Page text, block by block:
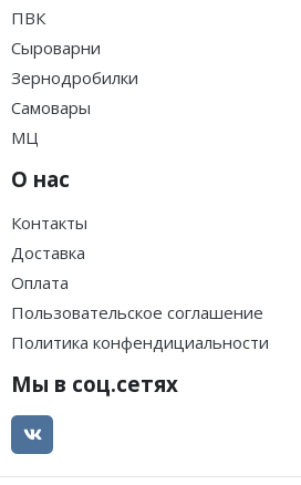
ПВК
Сыроварни
Зернодробилки
Самовары
МЦ
О нас
Контакты
Доставка
Оплата
Пользовательское соглашение
Политика конфендициальности
Мы в соц.сетях